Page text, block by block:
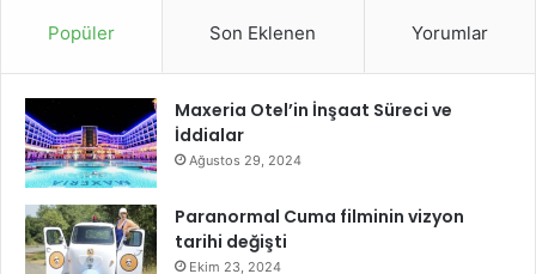
i
n
E
d
e
e
k
Popüler Son Eklenen Yorumlar
Maxeria Otel’in İnşaat Süreci ve
İddialar
Ağustos 29, 2024
Paranormal Cuma filminin vizyon
tarihi değişti
Ekim 23, 2024